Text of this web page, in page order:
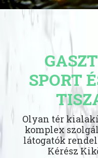
SPORT
Olyan tér
komplex
látogatók
Kérész